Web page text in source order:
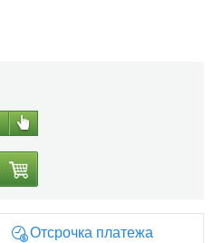
Отсрочка платежа